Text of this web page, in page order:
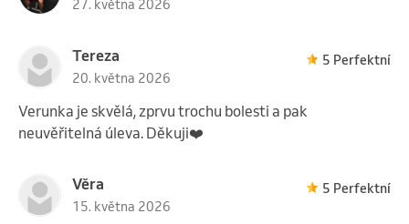
27. května 2026
Tereza
20. května 2026
5 Perfektní
Verunka je skvělá, zprvu trochu bolesti a pak
neuvěřitelná úleva. Děkuji❤️
Věra
15. května 2026
5 Perfektní